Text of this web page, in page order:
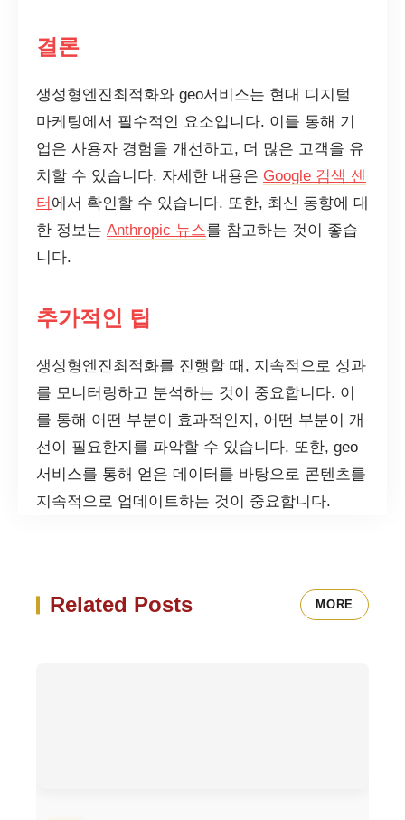
결론
생성형엔진최적화와 geo서비스는 현대 디지털
마케팅에서 필수적인 요소입니다. 이를 통해 기
업은 사용자 경험을 개선하고, 더 많은 고객을 유
치할 수 있습니다. 자세한 내용은 Google 검색 센
터 에서 확인할 수 있습니다. 또한, 최신 동향에 대
한 정보는 Anthropic 뉴스를 참고하는 것이 좋습
니다.
추가적인 팁
생성형엔진최적화를 진행할 때, 지속적으로 성과
를 모니터링하고 분석하는 것이 중요합니다. 이
를 통해 어떤 부분이 효과적인지, 어떤 부분이 개
선이 필요한지를 파악할 수 있습니다. 또한, geo
서비스를 통해 얻은 데이터를 바탕으로 콘텐츠를
지속적으로 업데이트하는 것이 중요합니다.
Related Posts MORE